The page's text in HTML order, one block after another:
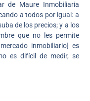
de Maure Inmobiliaria
a todos por igual: a
de los precios; y a los
que no les permite
inmobiliario] es
es difícil de medir, se